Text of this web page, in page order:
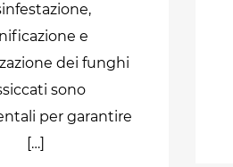
e
dei funghi
sono
per garantire
[…]